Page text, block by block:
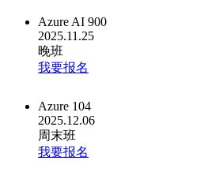
Azure AI 900
2025.11.25
晚班
我要报名
Azure 104
2025.12.06
周末班
我要报名